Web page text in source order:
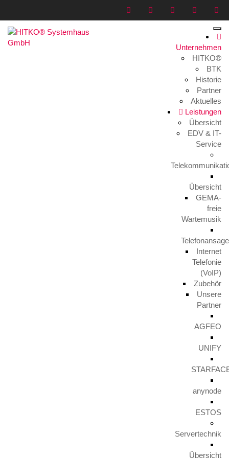
Unternehmen
HITKO®
BTK
Historie
Partner
Aktuelles
Leistungen
Übersicht
EDV & IT-
Service
Übersicht
GEMA-
freie
Wartemusik
Internet
Telefonie
(VoIP)
Zubehör
Unsere
Partner
AGFEO
UNIFY
anynode
ESTOS
Servertechnik
Übersicht